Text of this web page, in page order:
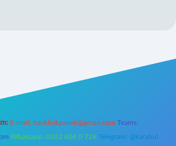
E-mail: backlinkpaneli@gmail.com Teams:
Whatsapp: 0262 606 0 726 Telegram: @karabul